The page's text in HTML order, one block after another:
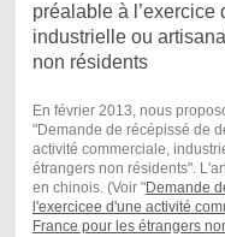
préalable à l’exercice
industrielle ou
non résidents
En février 2013, nous
"Demande de récépissé de
activité commerciale,
étrangers non résidents".
en chinois. (Voir "Demande
l'exercicee d'une activité
France pour les étrangers